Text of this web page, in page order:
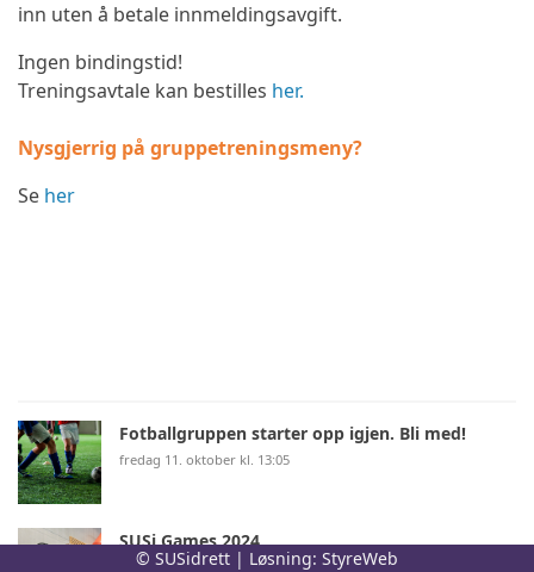
inn uten å betale innmeldingsavgift.
Ingen bindingstid!
Treningsavtale kan bestilles her.
Nysgjerrig på gruppetreningsmeny?
Se her
Fotballgruppen starter opp igjen. Bli med!
fredag 11. oktober kl. 13:05
SUSi Games 2024
tirsdag 17. september kl. 10:32
© SUSidrett | Løsning: StyreWeb